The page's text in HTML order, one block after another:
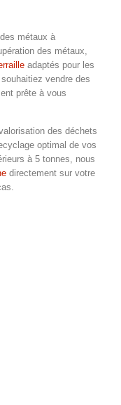
métaux à
des métaux,
adaptés pour les
vendre des
prête à vous
des déchets
optimal de vos
à 5 tonnes, nous
directement sur votre